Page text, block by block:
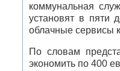
коммунальная
установят в пяти
облачные сервисы
По словам
экономить по 400